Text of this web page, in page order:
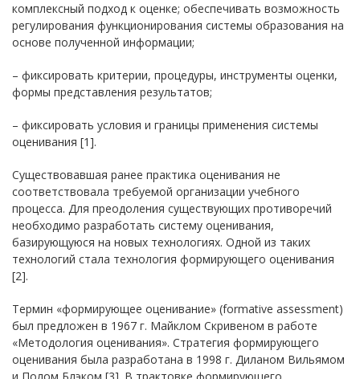
комплексный подход к оценке; обеспечивать возможность
регулирования функционирования системы образования на
основе полученной информации;
– фиксировать критерии, процедуры, инструменты оценки,
формы представления результатов;
– фиксировать условия и границы применения системы
оценивания [1].
Существовавшая ранее практика оценивания не
соответствовала требуемой организации учебного
процесса. Для преодоления существующих противоречий
необходимо разработать систему оценивания,
базирующуюся на новых технологиях. Одной из таких
технологий стала технология формирующего оценивания
[2].
Термин «формирующее оценивание» (formative assessment)
был предложен в 1967 г. Майклом Скривеном в работе
«Методология оценивания». Стратегия формирующего
оценивания была разработана в 1998 г. Диланом Вильямом